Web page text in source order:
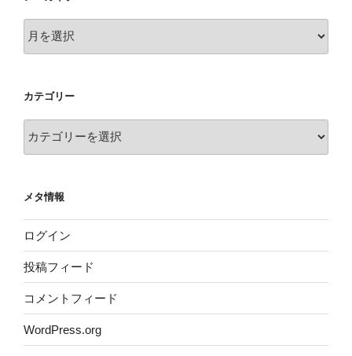
ー
ブ
カテゴリー
テ
ー
メタ情報
ログイン
投稿フィード
コメントフィード
WordPress.org